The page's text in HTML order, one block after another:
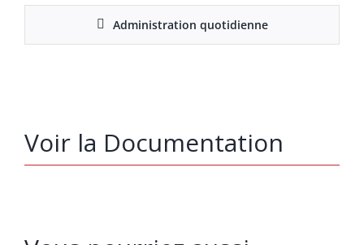
Administration quotidienne
Voir la Documentation